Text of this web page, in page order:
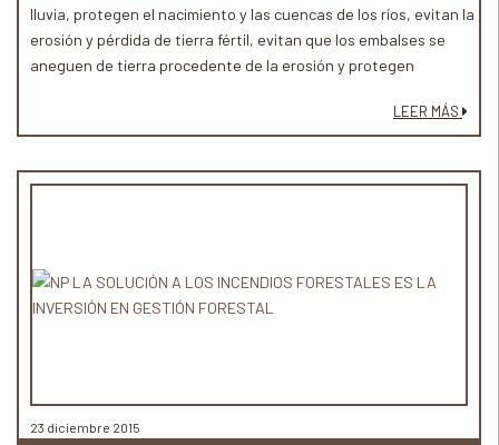
lluvia, protegen el nacimiento y las cuencas de los ríos, evitan la
erosión y pérdida de tierra fértil, evitan que los embalses se
aneguen de tierra procedente de la erosión y protegen
catástrofes naturales como grandes avenidas e inundaciones.
Por eso, en el Día Internacional de los Bosques y en el Día
Internacional del Agua que celebramos mañana, queremos
LEER MÁS
23 diciembre 2015